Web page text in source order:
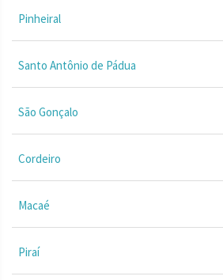
Pinheiral
Santo Antônio de Pádua
São Gonçalo
Cordeiro
Macaé
Piraí